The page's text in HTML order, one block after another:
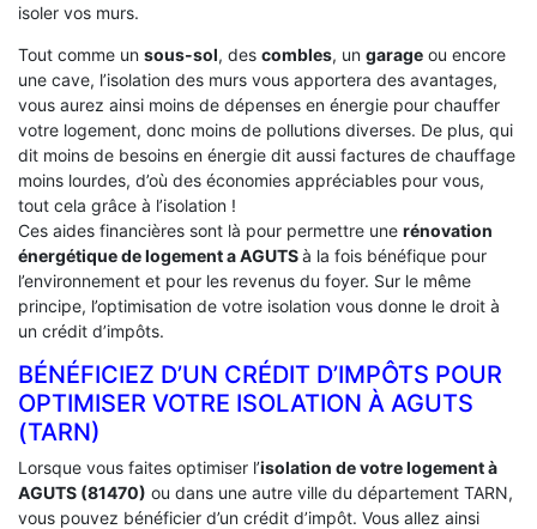
isoler vos murs.
Tout comme un sous-sol, des combles, un garage ou encore
une cave, l’isolation des murs vous apportera des avantages,
vous aurez ainsi moins de dépenses en énergie pour chauffer
votre logement, donc moins de pollutions diverses. De plus, qui
dit moins de besoins en énergie dit aussi factures de chauffage
moins lourdes, d’où des économies appréciables pour vous,
tout cela grâce à l’isolation !
Ces aides financières sont là pour permettre une rénovation
énergétique de logement aAGUTSà la fois bénéfique pour
l’environnement et pour les revenus du foyer. Sur le même
principe, l’optimisation de votre isolation vous donne le droit à
un crédit d’impôts.
BÉNÉFICIEZ D’UN CRÉDIT D’IMPÔTS POUR
OPTIMISER VOTRE ISOLATION À ‎AGUTS
(TARN)
Lorsque vous faites optimiser l’isolation de votre logement à
AGUTS (81470) ou dans une autre ville du département TARN,
vous pouvez bénéficier d’un crédit d’impôt. Vous allez ainsi